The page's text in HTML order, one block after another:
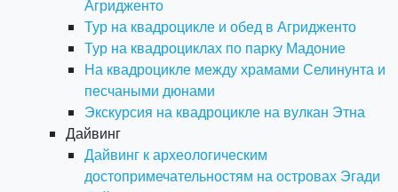
Агридженто
Тур на квадроцикле и обед в Агридженто
Тур на квадроциклах по парку Мадоние
На квадроцикле между храмами Селинунта и
песчаными дюнами
Экскурсия на квадроцикле на вулкан Этна
Дайвинг
Дайвинг к археологическим
достопримечательностям на островах Эгади